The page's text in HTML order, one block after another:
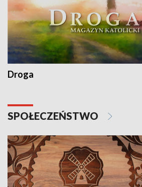
Droga
SPOŁECZEŃSTWO